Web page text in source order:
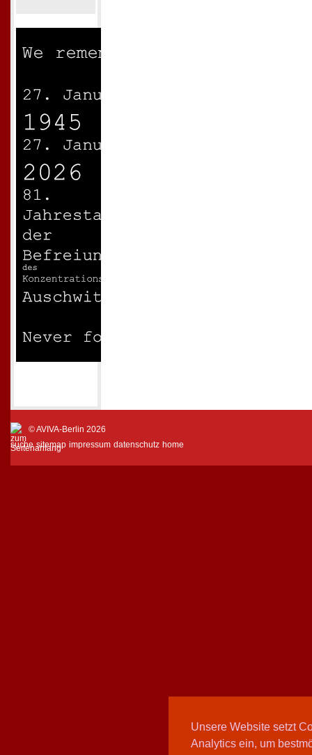
Unsere Website setzt
Analytics ein, um
© AVIVA-Berlin 2026
suche sitemap impressum datenschutz home